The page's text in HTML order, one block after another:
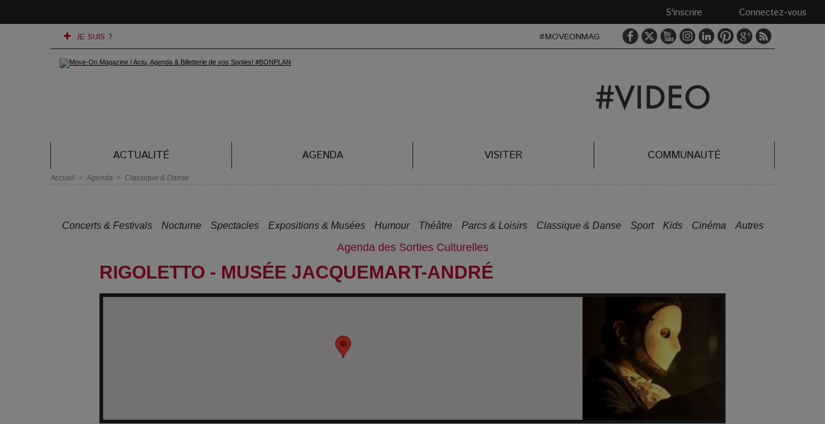
Connectez-vous
S'inscrire
JE SUIS ? #MOVEONMAG
ACTUALITÉ AGENDA VISITER COMMUNAUTÉ
Accueil > Agenda > Classique & Danse
Concerts & Festivals Nocturne Spectacles Expositions & Musées Humour Théâtre Parcs & Loisirs Classique & Danse Sport Kids Cinéma Autres
Agenda des Sorties Culturelles
RIGOLETTO - MUSÉE JACQUEMART-ANDRÉ